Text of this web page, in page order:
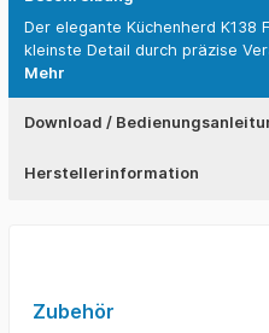
Der elegante Küchenherd K138
kleinste Detail durch präzise
Mehr
Download /
Herstellerinformation
Zubehör